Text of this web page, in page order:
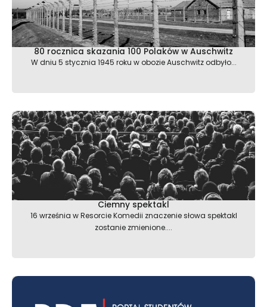
80 rocznica skazania 100 Polaków w Auschwitz
W dniu 5 stycznia 1945 roku w obozie Auschwitz odbyło...
Ciemny spektakl
16 września w Resorcie Komedii znaczenie słowa spektakl
zostanie zmienione....